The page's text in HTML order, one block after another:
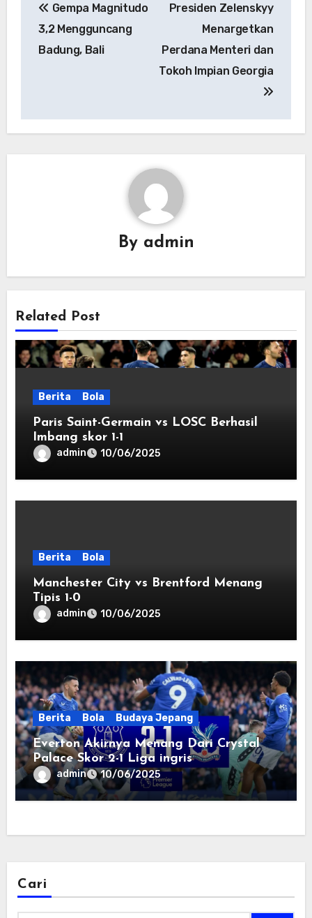
pos
Gempa Magnitudo
3,2 Mengguncang
Badung, Bali
Presiden Zelenskyy
Menargetkan
Perdana Menteri dan
Tokoh Impian Georgia
By admin
Related Post
Berita Bola
Paris Saint-Germain vs LOSC Berhasil
Imbang skor 1-1
admin 10/06/2025
Berita Bola
Manchester City vs Brentford Menang
Tipis 1-0
admin 10/06/2025
Berita Bola Budaya Jepang
Everton Akirnya Menang Dari Crystal
Palace Skor 2-1 Liga ingris
admin 10/06/2025
Cari